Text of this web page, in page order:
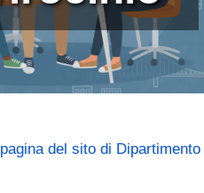
pagina del sito di Dipartimento